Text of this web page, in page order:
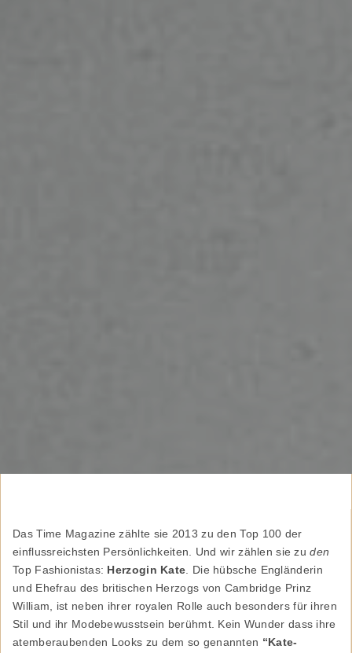
DasTime Magazine zählte sie 2013 zu den Top 100 der
einflussreichsten Persönlichkeiten. Und wir zählen sie zuden
Top Fashionistas: Herzogin Kate. Die hübsche Engländerin
und Ehefrau des britischen Herzogs von Cambridge Prinz
William, ist neben ihrer royalen Rolle auch besonders für ihren
Stil und ihr Modebewusstsein berühmt. Kein Wunder dass ihre
atemberaubenden Looks zu dem so genannten “Kate-